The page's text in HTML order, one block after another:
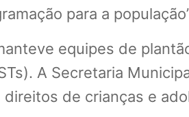
para a
equipes de
A Secretaria
de crianças e